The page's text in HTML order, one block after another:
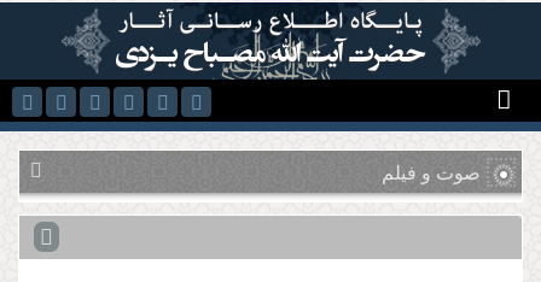
رفتن به محتوای اصلی
صوت و فیلم